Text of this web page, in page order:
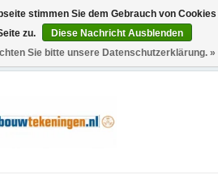
0 Artikel - €0,00
stimmen Sie dem Gebrauch von Cookies
zu.
Diese Nachricht Ausblenden
Sie bitte unsere Datenschutzerklärung. »